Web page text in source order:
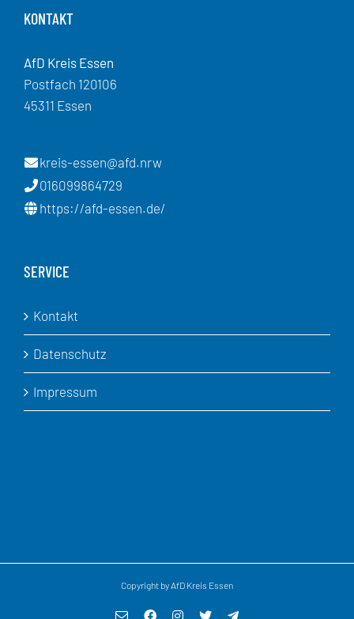
KONTAKT
AfD Kreis Essen
Postfach 120106
45311 Essen
kreis-essen@afd.nrw
016099864729
https://afd-essen.de/
SERVICE
Kontakt
Datenschutz
Impressum
Copyright by AfD Kreis Essen
E- FacebookInstagram
X Telegram